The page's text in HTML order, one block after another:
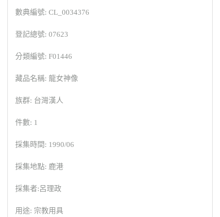
數典編號: CL_0034376
登記總號: 07623
分類編號: F01446
藏品名稱: 龍女神像
族群: 台灣漢人
件數: 1
採集時間: 1990/06
採集地點: 鹿港
採集者:呂理政
用途: 宗教用具